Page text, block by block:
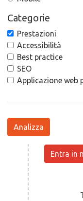
Categorie
Prestazioni
Accessibilità
Best practice
SEO
Applicazione web
Analizza
Entra in